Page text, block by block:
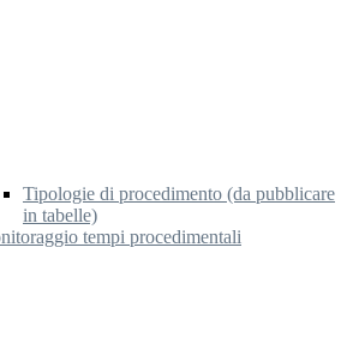
Tipologie di procedimento (da pubblicare
in tabelle)
tempi procedimentali